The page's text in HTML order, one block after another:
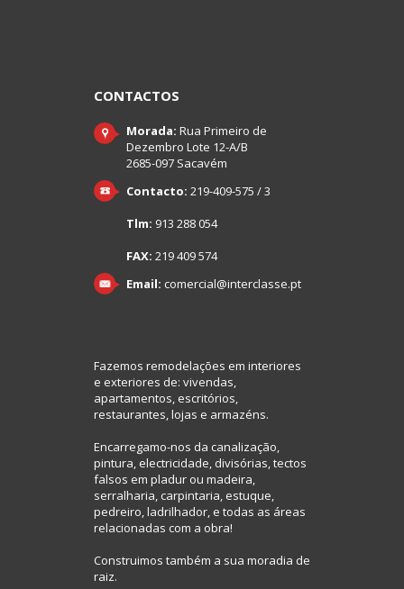
CONTACTOS
Morada: Rua Primeiro de
Dezembro Lote 12-A/B
2685-097 Sacavém
Contacto: 219-409-575 / 3
Tlm: 913 288 054
FAX: 219 409 574
Email: comercial@interclasse.pt
Fazemos remodelações em interiores
e exteriores de: vivendas,
apartamentos, escritórios,
restaurantes, lojas e armazéns.
Encarregamo-nos da canalização,
pintura, electricidade, divisórias, tectos
falsos em pladur ou madeira,
serralharia, carpintaria, estuque,
pedreiro, ladrilhador, e todas as áreas
relacionadas com a obra!
Construimos também a sua moradia de
raiz.